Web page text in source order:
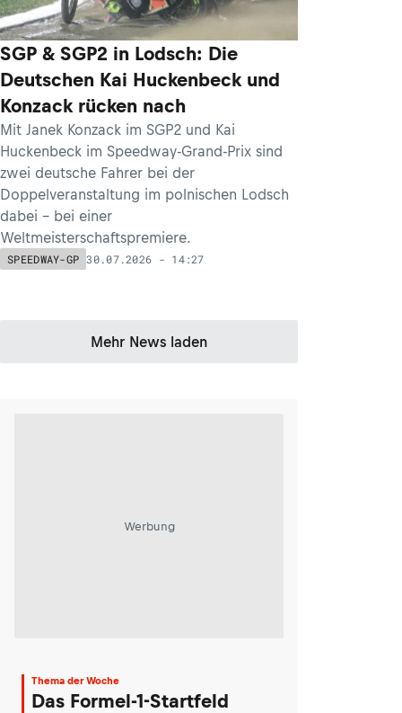
SGP & SGP2 in Lodsch: Die
Deutschen Kai Huckenbeck und
Konzack rücken nach
Mit Janek Konzack im SGP2 und Kai
Huckenbeck im Speedway-Grand-Prix sind
zwei deutsche Fahrer bei der
Doppelveranstaltung im polnischen Lodsch
dabei – bei einer
Weltmeisterschaftspremiere.
SPEEDWAY-GP 30.07.2026 - 14:27
Mehr News laden
Werbung
Thema der Woche
Das Formel-1-Startfeld